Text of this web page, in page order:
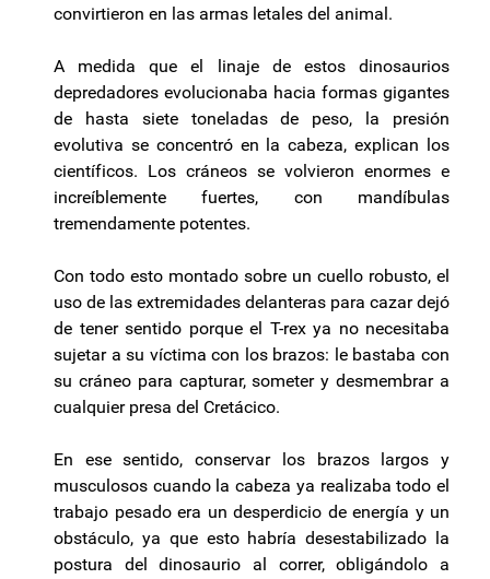
convirtieron en las armas letales del animal.
A medida que el linaje de estos dinosaurios
depredadores evolucionaba hacia formas gigantes
de hasta siete toneladas de peso, la presión
evolutiva se concentró en la cabeza, explican los
científicos. Los cráneos se volvieron enormes e
increíblemente fuertes, con mandíbulas
tremendamente potentes.
Con todo esto montado sobre un cuello robusto, el
uso de las extremidades delanteras para cazar dejó
de tener sentido porque el T-rex ya no necesitaba
sujetar a su víctima con los brazos: le bastaba con
su cráneo para capturar, someter y desmembrar a
cualquier presa del Cretácico.
En ese sentido, conservar los brazos largos y
musculosos cuando la cabeza ya realizaba todo el
trabajo pesado era un desperdicio de energía y un
obstáculo, ya que esto habría desestabilizado la
postura del dinosaurio al correr, obligándolo a